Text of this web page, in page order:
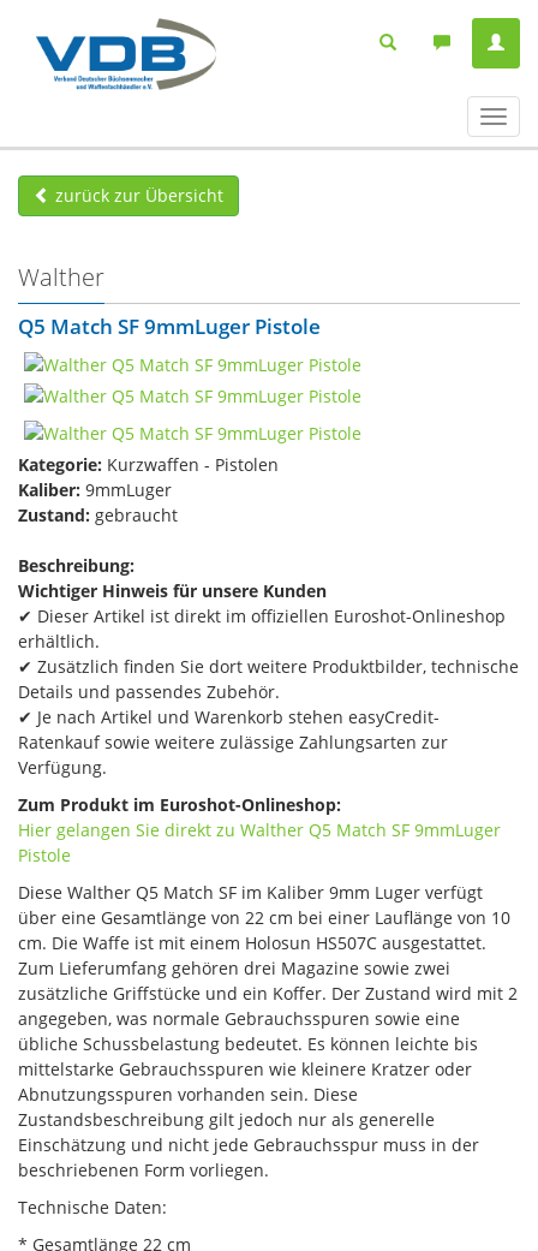
ein-/
zurück zur Übersicht
Walther
Q5 Match SF​ 9mmLuger Pistole
Kategorie: Kurzwaffen - Pistolen
Kaliber: 9mmLuger
Zustand: gebraucht
Beschreibung:
Wichtiger Hinweis für unsere Kunden
✔ Dieser Artikel ist direkt im offiziellen Euroshot-Onlineshop
erhältlich.
✔ Zusätzlich finden Sie dort weitere Produktbilder, technische
Details und passendes Zubehör.
✔ Je nach Artikel und Warenkorb stehen easyCredit-
Ratenkauf sowie weitere zulässige Zahlungsarten zur
Verfügung.
Zum Produkt im Euroshot-Onlineshop:
Hier gelangen Sie direkt zu Walther Q5 Match SF​ 9mmLuger
Pistole
Diese Walther Q5 Match SF im Kaliber 9mm Luger verfügt
über eine Gesamtlänge von 22 cm bei einer Lauflänge von 10
cm. Die Waffe ist mit einem Holosun HS507C ausgestattet.
Zum Lieferumfang gehören drei Magazine sowie zwei
zusätzliche Griffstücke und ein Koffer. Der Zustand wird mit 2
angegeben, was normale Gebrauchsspuren sowie eine
übliche Schussbelastung bedeutet. Es können leichte bis
mittelstarke Gebrauchsspuren wie kleinere Kratzer oder
Abnutzungsspuren vorhanden sein. Diese
Zustandsbeschreibung gilt jedoch nur als generelle
Einschätzung und nicht jede Gebrauchsspur muss in der
beschriebenen Form vorliegen.
Technische Daten:
* Gesamtlänge 22 cm